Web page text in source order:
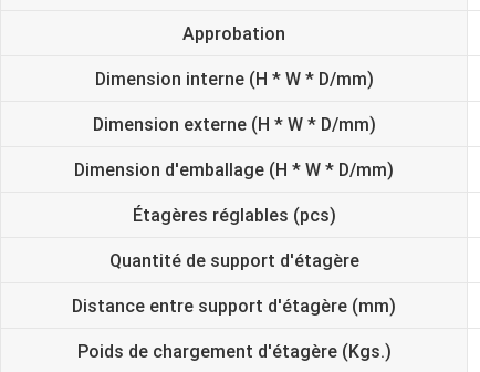
Approbation
Dimension interne (H * W * D/mm)
Dimension externe (H * W * D/mm)
Dimension d'emballage (H * W * D/mm)
Étagères réglables (pcs)
Quantité de support d'étagère
Distance entre support d'étagère (mm)
Poids de chargement d'étagère (Kgs.)